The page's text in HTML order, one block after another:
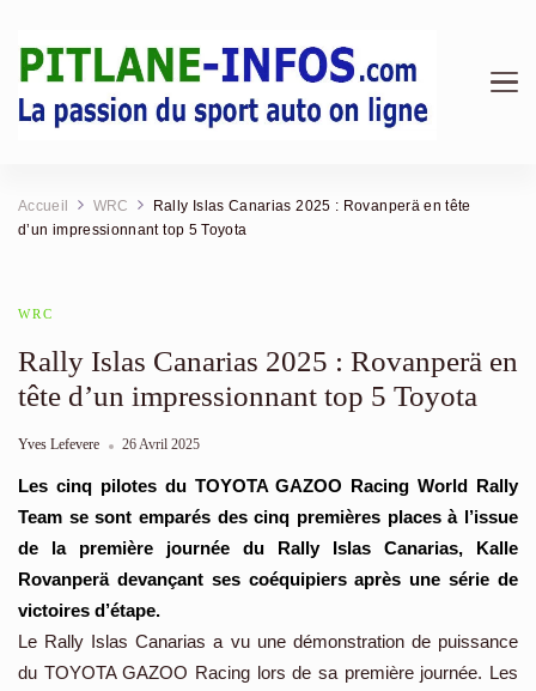
Actualité Sport Auto
Accueil WRC
Rally Islas Canarias 2025 : Rovanperä en tête
d’un impressionnant top 5 Toyota
WRC
Rally Islas Canarias 2025 : Rovanperä en
tête d’un impressionnant top 5 Toyota
Yves Lefevere 26 Avril 2025
Les cinq pilotes du TOYOTA GAZOO Racing World Rally
Team se sont emparés des cinq premières places à l’issue
de la première journée du Rally Islas Canarias, Kalle
Rovanperä devançant ses coéquipiers après une série de
victoires d’étape.
Le Rally Islas Canarias a vu une démonstration de puissance
du TOYOTA GAZOO Racing lors de sa première journée. Les